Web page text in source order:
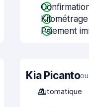
Paiement
Kia Picanto
Automatique